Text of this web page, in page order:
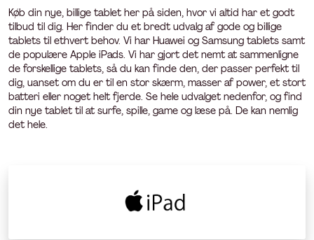
Køb din nye, billige tablet her på siden, hvor vi altid har et godt
tilbud til dig. Her finder du et bredt udvalg af gode og billige
tablets til ethvert behov. Vi har Huawei og Samsung tablets samt
de populære Apple iPads. Vi har gjort det nemt at sammenligne
de forskellige tablets, så du kan finde den, der passer perfekt til
dig, uanset om du er til en stor skærm, masser af power, et stort
batteri eller noget helt fjerde. Se hele udvalget nedenfor, og find
din nye tablet til at surfe, spille, game og læse på. De kan nemlig
det hele.